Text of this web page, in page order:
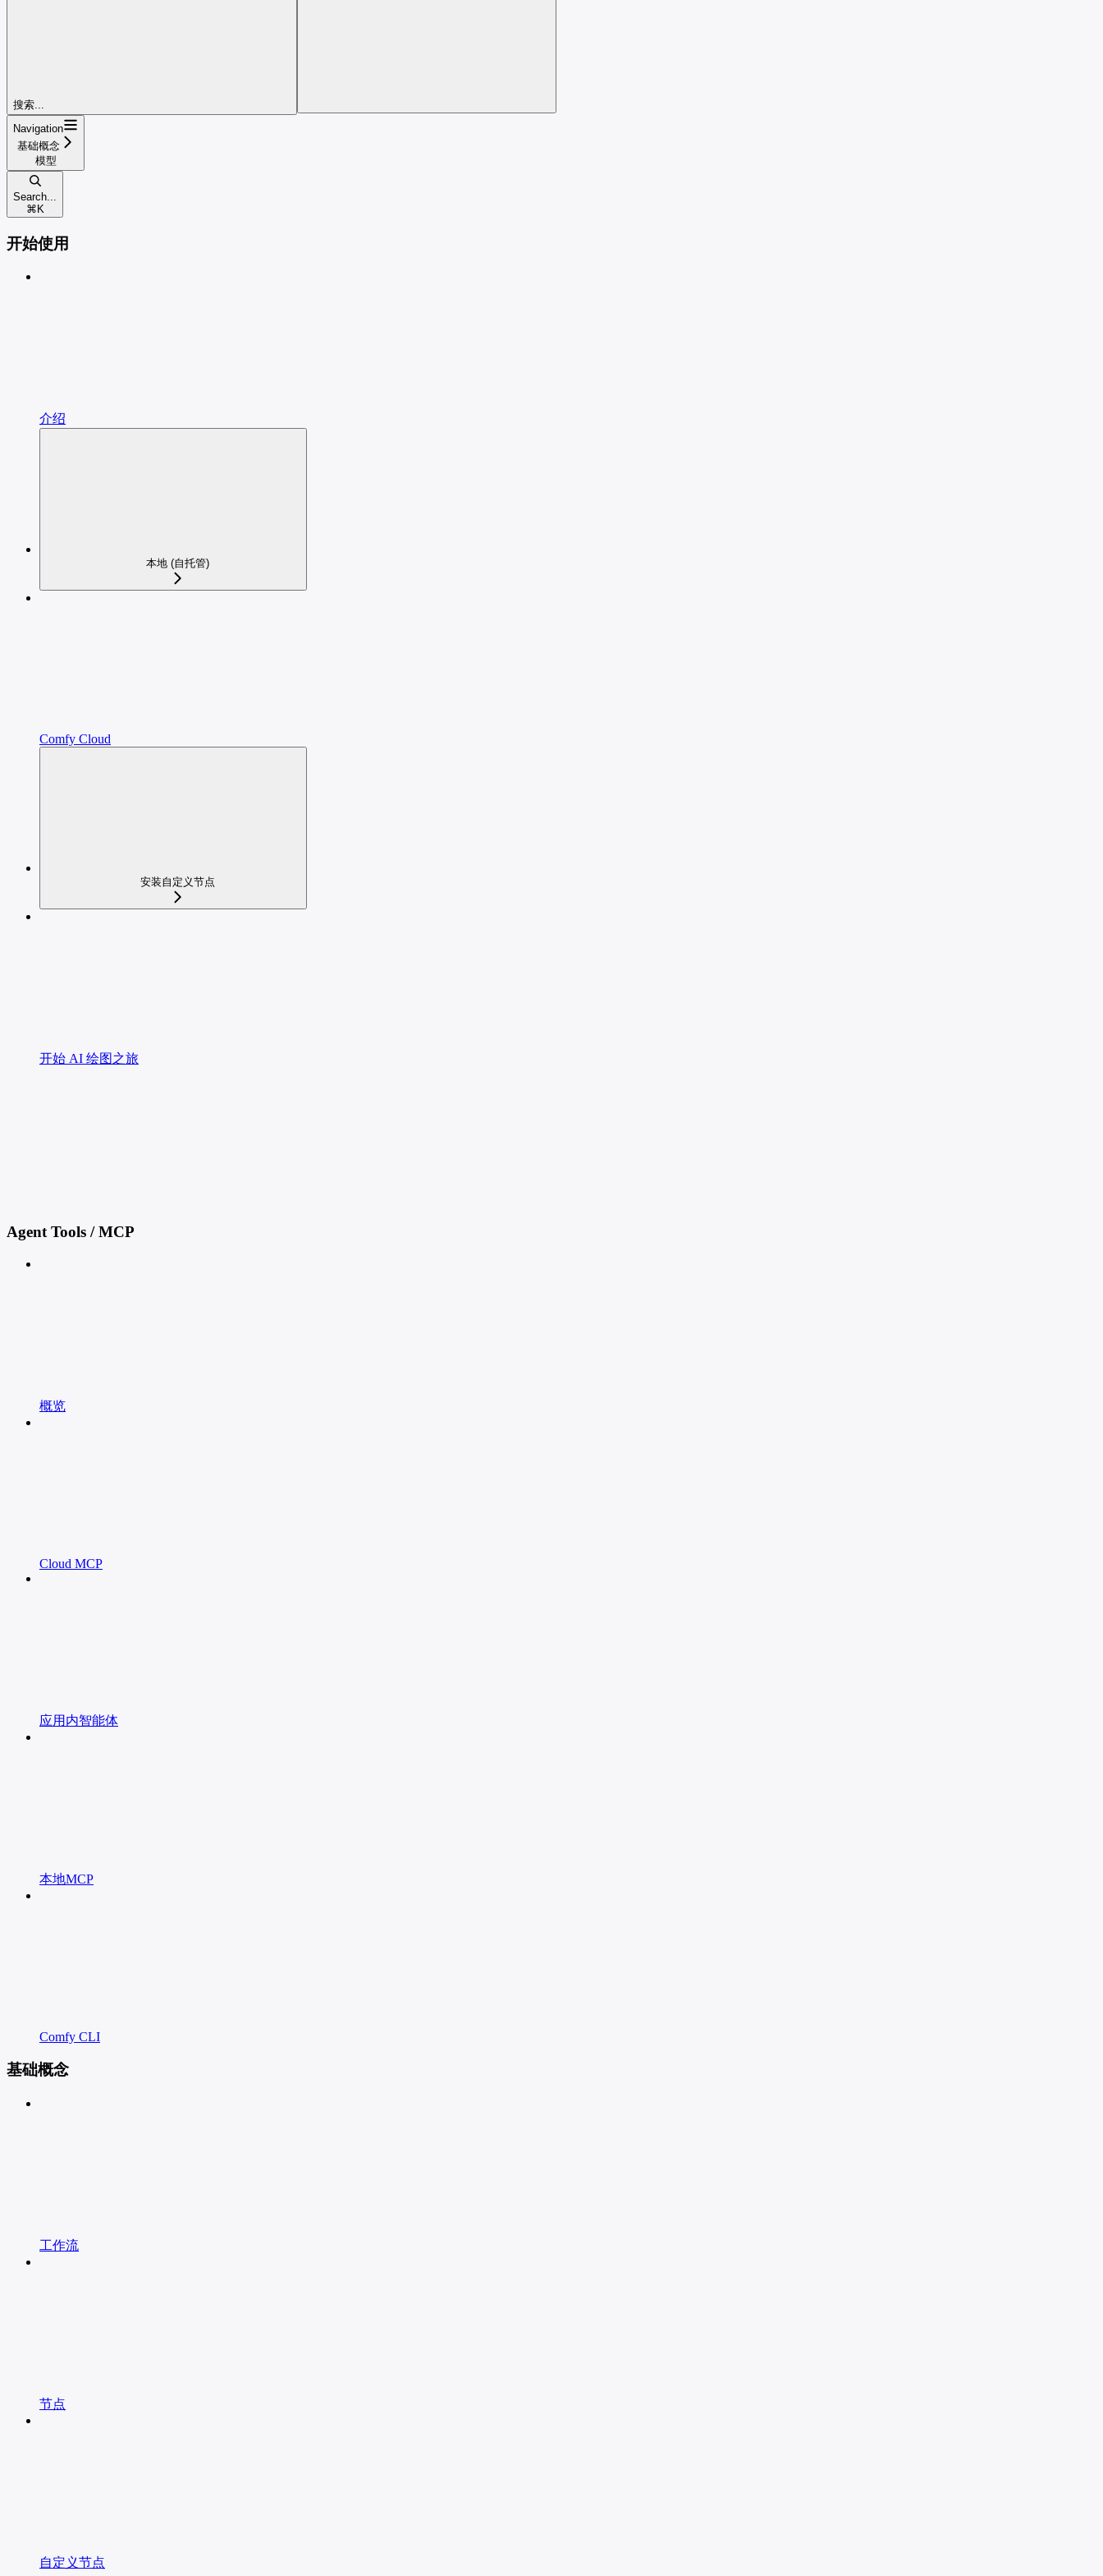
搜索...
Navigation
基础概念
模型
Search...
⌘ K
开始使用
介绍
本地 (自托管)
Comfy Cloud
安装自定义节点
开始 AI 绘图之旅
Agent Tools / MCP
概览
Cloud MCP
应用内智能体
本地MCP
Comfy CLI
基础概念
工作流
节点
自定义节点